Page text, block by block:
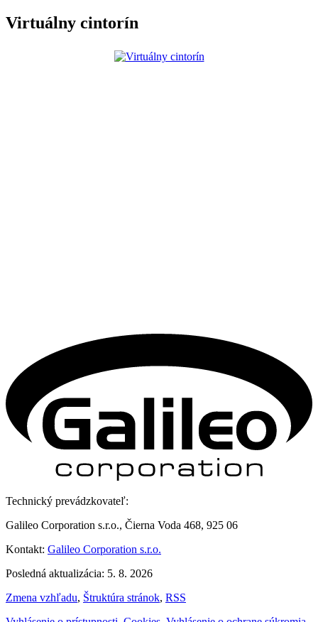
Virtuálny cintorín
Technický prevádzkovateľ:
Galileo Corporation s.r.o., Čierna Voda 468, 925 06
Kontakt: Galileo Corporation s.r.o.
Posledná aktualizácia: 5. 8. 2026
Zmena vzhľadu, Štruktúra stránok, RSS